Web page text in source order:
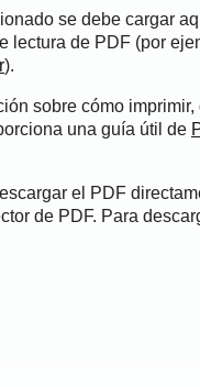
se debe cargar
lectura de PDF (por
).
sobre cómo
una guía útil de
el PDF
de PDF. Para